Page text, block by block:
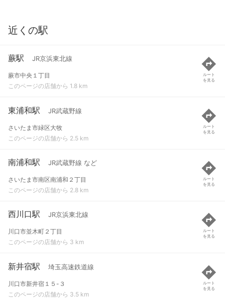
近くの駅
蕨駅 JR京浜東北線
蕨市中央１丁目
このページの店舗から 1.8 km
ルート
を見る
東浦和駅 JR武蔵野線
さいたま市緑区大牧
このページの店舗から 2.5 km
ルート
を見る
南浦和駅 JR武蔵野線 など
さいたま市南区南浦和２丁目
このページの店舗から 2.8 km
ルート
を見る
西川口駅 JR京浜東北線
川口市並木町２丁目
このページの店舗から 3 km
ルート
を見る
新井宿駅 埼玉高速鉄道線
川口市新井宿１５-３
このページの店舗から 3.5 km
ルート
を見る